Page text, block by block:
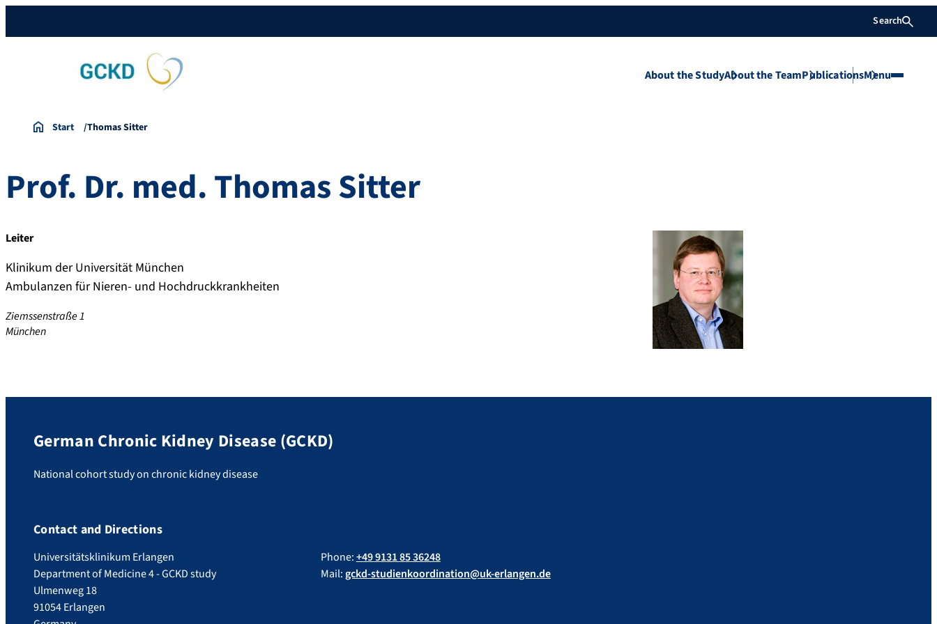
Search
About the StudyAbout the TeamPublicationsMenu
Start Thomas Sitter
Prof. Dr. med. ThomasSitter
Leiter
Klinikum der Universität München
Ambulanzen für Nieren- und Hochdruckkrankheiten
Ziemssenstraße 1
München
German Chronic Kidney Disease (GCKD)
National cohort study on chronic kidney disease
Contact and Directions
Universitätsklinikum Erlangen
Department of Medicine 4 - GCKD study
Ulmenweg 18
91054 Erlangen
Phone:+49 9131 85 36248
Mail: gckd-studienkoordination@uk-erlangen.de